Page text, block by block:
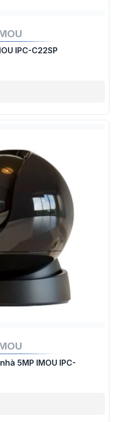
IPC-C22SP
5MP IMOU IPC-